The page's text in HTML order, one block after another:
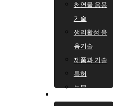
천연물 응용
기술
생리활성 응
용기술
제품과 기술
특허
논문